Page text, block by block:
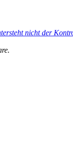
nicht der